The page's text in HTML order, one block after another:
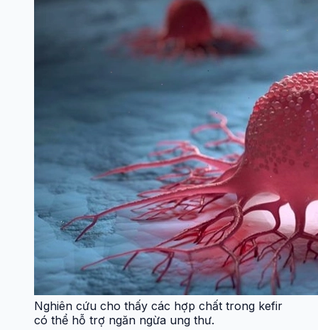
Nghiên cứu cho thấy các hợp chất trong kefir
có thể hỗ trợ ngăn ngừa ung thư.